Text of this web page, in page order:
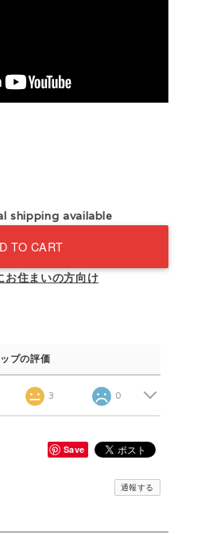
shipping available
TO CART
お住まいの方向け
プの評価
3 0
Save
通報する